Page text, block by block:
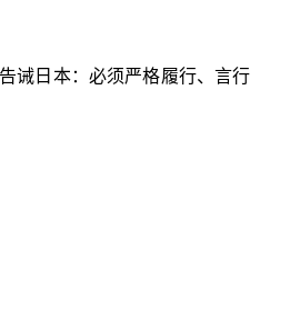
诫日本：必须严格履行、言行